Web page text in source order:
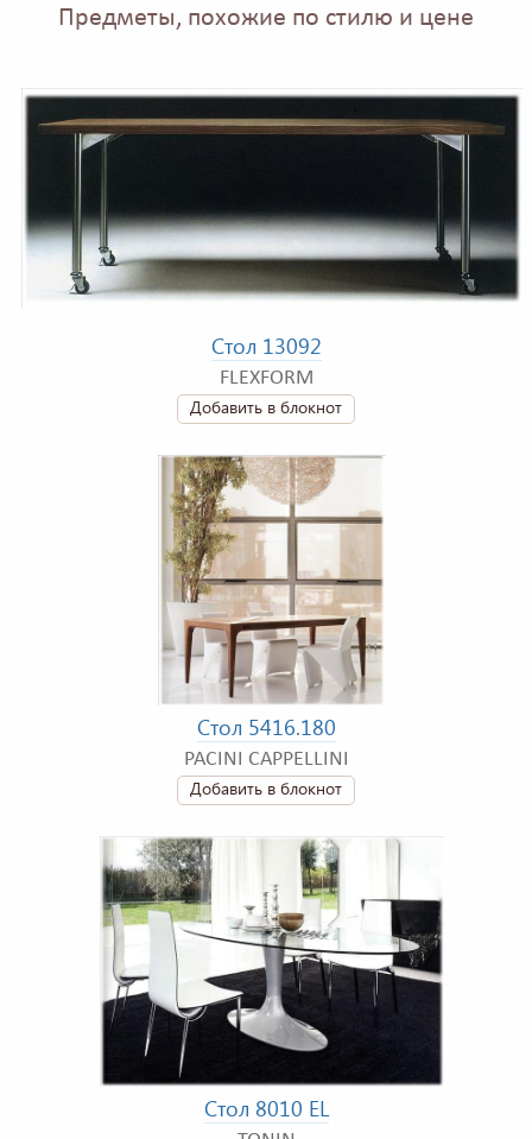
Предметы, похожие по стилю и цене
Стол 13092
FLEXFORM
Добавить в блокнот
Стол 5416.180
PACINI CAPPELLINI
Добавить в блокнот
Стол 8010 EL